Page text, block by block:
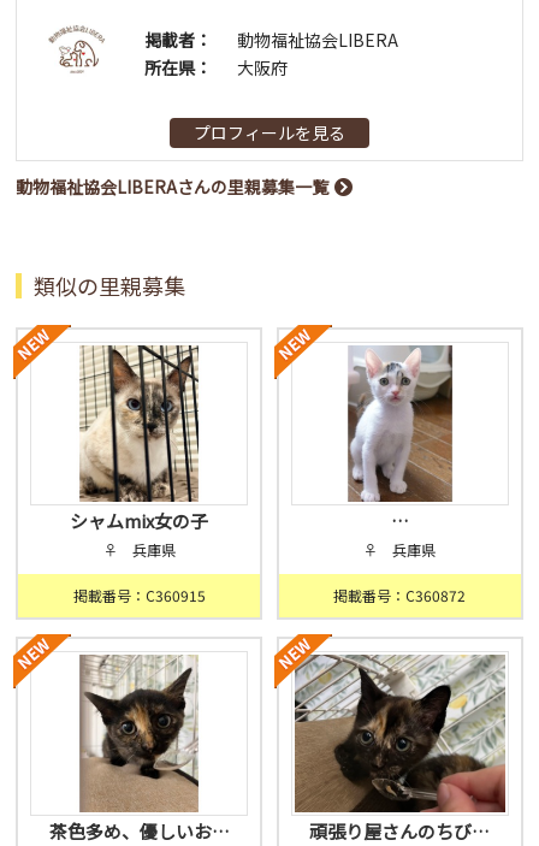
掲載者：
動物福祉協会LIBERA
所在県：
大阪府
プロフィールを見る
動物福祉協会LIBERAさんの里親募集一覧
類似の里親募集
シャムmix女の子
♀ 兵庫県
掲載番号：C360915
…
♀ 兵庫県
掲載番号：C360872
茶色多め、優しいお… 頑張り屋さんのちび…